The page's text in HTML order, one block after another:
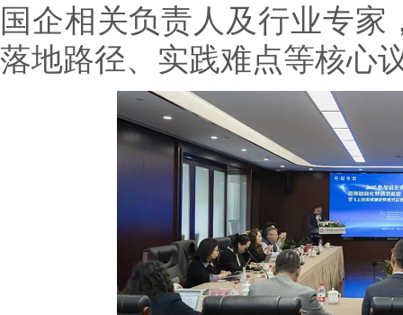
国企相关负责人及行业专
落地路径、实践难点等核心